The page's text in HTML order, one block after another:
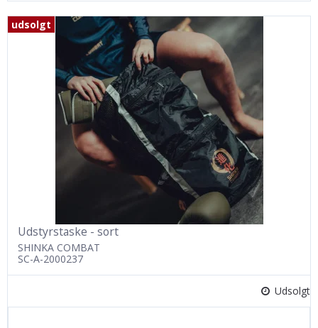
udsolgt
Udstyrstaske - sort
SHINKA COMBAT
SC-A-2000237
Udsolgt